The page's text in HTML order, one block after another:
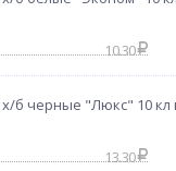
10.30
б черные "Люкс" 10 кл
13.30